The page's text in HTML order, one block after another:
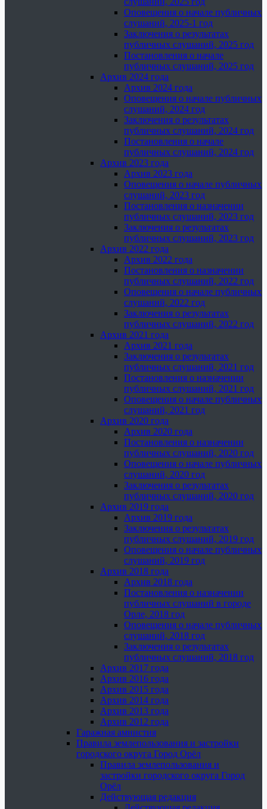
Оповещения о начале публичных
слушаний, 2025-1 год
Заключения о результатах
публичных слушаний, 2025 год
Постановления о начале
публичных слушаний, 2025 год
Архив 2024 года
Архив 2024 года
Оповещения о начале публичных
слушаний, 2024 год
Заключения о результатах
публичных слушаний, 2024 год
Постановления о начале
публичных слушаний, 2024 год
Архив 2023 года
Архив 2023 года
Оповещения о начале публичных
слушаний, 2023 год
Постановления о назначении
публичных слушаний, 2023 год
Заключения о результатах
публичных слушаний, 2023 год
Архив 2022 года
Архив 2022 года
Постановления о назначении
публичных слушаний, 2022 год
Оповещения о начале публичных
слушаний, 2022 год
Заключения о результатах
публичных слушаний, 2022 год
Архив 2021 года
Архив 2021 года
Заключения о результатах
публичных слушаний, 2021 год
Постановления о назначении
публичных слушаний, 2021 год
Оповещения о начале публичных
слушаний, 2021 год
Архив 2020 года
Архив 2020 года
Постановления о назначении
публичных слушаний, 2020 год
Оповещения о начале публичных
слушаний, 2020 год
Заключения о результатах
публичных слушаний, 2020 год
Архив 2019 года
Архив 2019 года
Заключения о результатах
публичных слушаний, 2019 год
Оповещения о начале публичных
слушаний, 2019 год
Архив 2018 года
Архив 2018 года
Постановления о назначении
публичных слушаний в городе
Орле, 2018 год
Оповещения о начале публичных
слушаний, 2018 год
Заключения о результатах
публичных слушаний, 2018 год
Архив 2017 года
Архив 2016 года
Архив 2015 года
Архив 2014 года
Архив 2013 года
Архив 2012 года
Гаражная амнистия
Правила землепользования и застройки
городского округа Город Орёл
Правила землепользования и
застройки городского округа Город
Орёл
Действующая редакция